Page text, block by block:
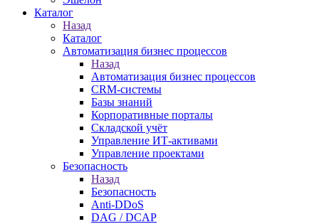
Каталог
Назад
Каталог
Автоматизация бизнес процессов
Назад
Автоматизация бизнес процессов
CRM-системы
Базы знаний
Корпоративные порталы
Складской учёт
Управление ИТ-активами
Управление проектами
Безопасность
Назад
Безопасность
Anti-DDoS
DAG / DCAP